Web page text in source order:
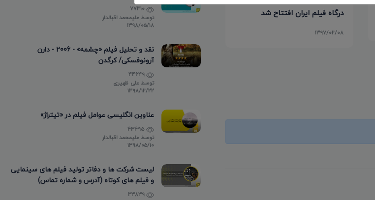
درگاه فیلم ایران افتتاح شد
۱۳۹۷/۰۲/۰۸
توسطعلیمحمد اقبالدار
۱۳۹۸/۰۵/۱۸
نقد و تحلیل فیلم «چشمه» - 2006 - دارن
آرونوفسکی/ کرگدن
توسطعلی ظهیری
۱۳۹۸/۱۲/۲۲
عناوین انگلیسی عوامل فیلم در «تیتراژ»
توسطعلیمحمد اقبالدار
۱۳۹۸/۰۵/۱۰
لیست شرکت ها و دفاتر تولید فیلم های سینمایی
و فیلم های کوتاه (آدرس و شماره تماس)